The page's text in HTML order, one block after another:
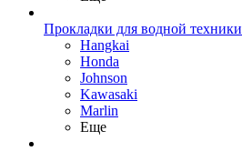
Прокладки для водной техники
Hangkai
Honda
Johnson
Kawasaki
Marlin
Еще